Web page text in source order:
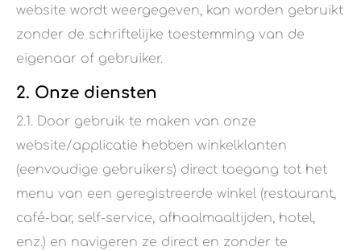
website wordt weergegeven, kan worden gebruikt
zonder de schriftelijke toestemming van de
eigenaar of gebruiker.
2. Onze diensten
2.1. Door gebruik te maken van onze
website/applicatie hebben winkelklanten
(eenvoudige gebruikers) direct toegang tot het
menu van een geregistreerde winkel (restaurant,
café-bar, self-service, afhaalmaaltijden, hotel,
enz.) en navigeren ze direct en zonder te